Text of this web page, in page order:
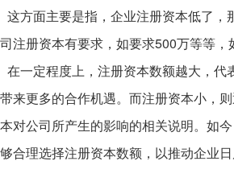
这方面主要是指，企业注册资本低了
注册资本有要求，如要求500万等等
在一定程度上，注册资本数额越大，
来更多的合作机遇。而注册资本小，
对公司所产生的影响的相关说明。如
合理选择注册资本数额，以推动企业